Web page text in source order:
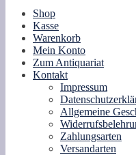
Shop
Kasse
Warenkorb
Mein Konto
Zum Antiquariat
Kontakt
Impressum
Allgemeine
Zahlungsarten
Versandarten